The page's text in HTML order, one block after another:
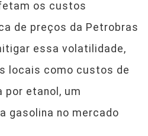
os custos
de preços da Petrobras
essa volatilidade,
locais como custos de
por etanol, um
gasolina no mercado